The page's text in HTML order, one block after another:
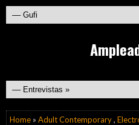
Home » Adult Contemporary,